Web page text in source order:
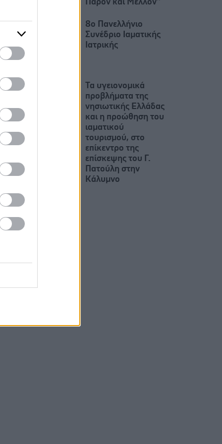
Παρόν και Μέλλον’’
8ο Πανελλήνιο
Συνέδριο Ιαματικής
Ιατρικής
Τα υγειονομικά
προβλήματα της
νησιωτικής Ελλάδας
και η προώθηση του
ιαματικού
τουρισμού, στο
επίκεντρο της
επίσκεψης του Γ.
Πατούλη στην
Κάλυμνο